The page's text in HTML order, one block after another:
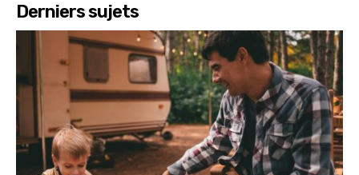
Derniers sujets